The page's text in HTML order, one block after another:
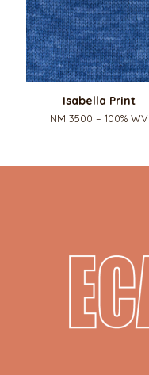
Isabella Print
NM 3500 – 100% WV